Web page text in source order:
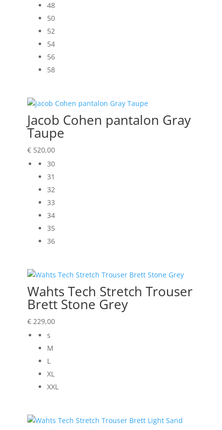
48
50
52
54
56
58
Jacob Cohen pantalon Gray
Taupe
€520,00
30
31
32
33
34
35
36
Wahts Tech Stretch Trouser
Brett Stone Grey
€229,00
s
M
L
XL
XXL